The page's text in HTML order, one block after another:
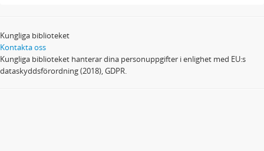
Kungliga biblioteket
Kontakta oss
Kungliga biblioteket hanterar dina personuppgifter i enlighet med EU:s
dataskyddsförordning (2018), GDPR.